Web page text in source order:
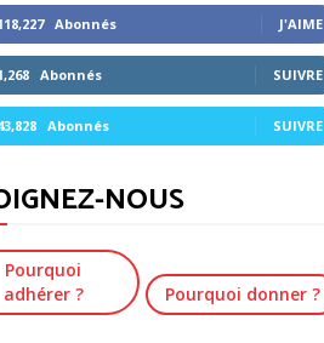
Abonnés J'AIME
Abonnés SUIVRE
Abonnés SUIVRE
NOUS
Pourquoi
adhérer ?
Pourquoi donner ?